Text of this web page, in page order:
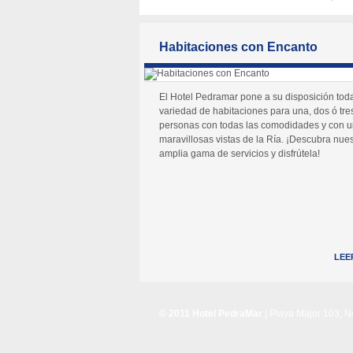
Habitaciones con Encanto
El Hotel Pedramar pone a su disposición
variedad de habitaciones para una, dos ó
personas con todas las comodidades y con
maravillosas vistas de la Ría. ¡Descubra
amplia gama de servicios y disfrútela!